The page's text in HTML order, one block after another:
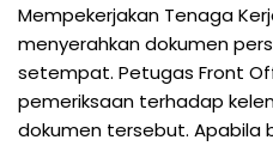
Mempekerjakan Tenaga
menyerahkan dokumen
setempat. Petugas Front
pemeriksaan terhadap
dokumen tersebut. Apabila